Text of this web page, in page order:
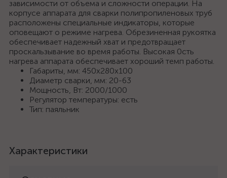
зависимости от объема и сложности операции. На
корпусе аппарата для сварки полипропиленовых труб
расположены специальные индикаторы, которые
оповещают о режиме нагрева. Обрезиненная рукоятка
обеспечивает надежный хват и предотвращает
проскальзывание во время работы. Высокая 0сть
нагрева аппарата обеспечивает хороший темп работы.
Габариты, мм: 450х280х100
Диаметр сварки, мм: 20-63
Мощность, Вт: 2000/1000
Регулятор температуры: есть
Тип: паяльник
Характеристики